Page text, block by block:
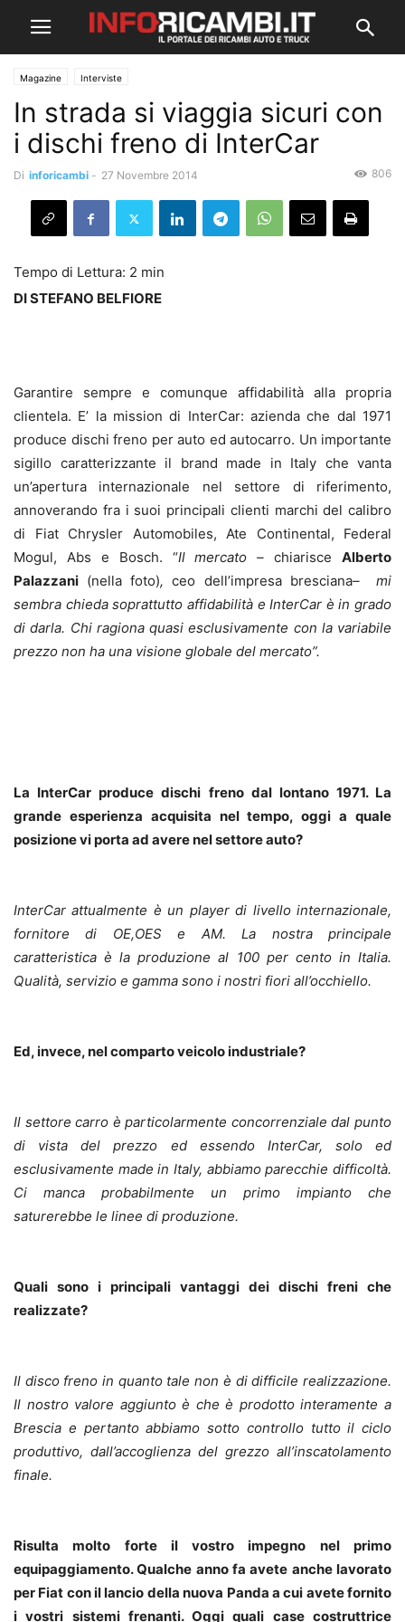
Magazine Interviste
In strada si viaggia sicuri con
i dischi freno di InterCar
Di inforicambi - 27 Novembre 2014 806
DI STEFANO BELFIORE
Garantire sempre e comunque affidabilità alla propria
clientela. E’ la mission di InterCar: azienda che dal 1971
produce dischi freno per auto ed autocarro. Un importante
sigillo caratterizzante il brand made in Italy che vanta
un’apertura internazionale nel settore di riferimento,
annoverando fra i suoi principali clienti marchi del calibro
di Fiat Chrysler Automobiles, Ate Continental, Federal
Mogul, Abs e Bosch. “Il mercato –chiarisce Alberto
Palazzani (nella foto),ceo dell’impresa bresciana– mi
sembra chieda soprattutto affidabilità e InterCar è in grado
di darla. Chi ragiona quasi esclusivamente con la variabile
prezzo non ha una visione globale del mercato”.
La InterCar produce dischi freno dal lontano 1971. La
grande esperienza acquisita nel tempo, oggi a quale
posizione vi porta ad avere nel settore auto?
InterCar attualmente è un player di livello internazionale,
fornitore di OE,OES e AM. La nostra principale
caratteristica è la produzione al 100 per cento in Italia.
Qualità, servizio e gamma sono i nostri fiori all’occhiello.
Ed, invece, nel comparto veicolo industriale?
Il settore carro è particolarmente concorrenziale dal punto
di vista del prezzo ed essendo InterCar, solo ed
esclusivamente made in Italy, abbiamo parecchie difficoltà.
Ci manca probabilmente un primo impianto che
saturerebbe le linee di produzione.
Quali sono i principali vantaggi dei dischi freni che
realizzate?
Il disco freno in quanto tale non è di difficile realizzazione.
Il nostro valore aggiunto è che è prodotto interamente a
Brescia e pertanto abbiamo sotto controllo tutto il ciclo
produttivo, dall’accoglienza del grezzo all’inscatolamento
finale.
Risulta molto forte il vostro impegno nel primo
equipaggiamento. Qualche anno fa avete anche lavorato
per Fiat con il lancio della nuova Panda a cui avete fornito
i vostri sistemi frenanti. Oggi quali case costruttrice